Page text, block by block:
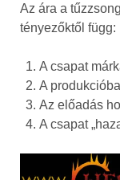
Az ára a
tényezőktől függ:
A csapat
A
Az előadás
A csapat